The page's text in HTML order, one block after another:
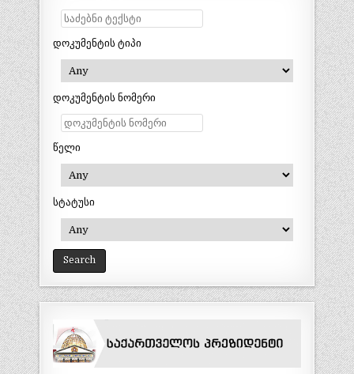
დოკუმენტის ტიპი
დოკუმენტის ნომერი
წელი
სტატუსი